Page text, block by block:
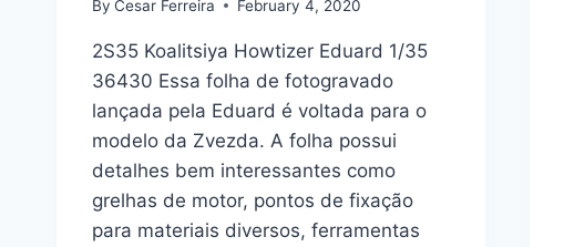
By Cesar Ferreira February 4, 2020
2S35 Koalitsiya Howtizer Eduard 1/35
36430 Essa folha de fotogravado
lançada pela Eduard é voltada para o
modelo da Zvezda. A folha possui
detalhes bem interessantes como
grelhas de motor, pontos de fixação
para materiais diversos, ferramentas